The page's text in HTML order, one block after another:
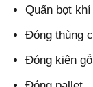
Quấn bọt khí
Đóng thùng
Đóng kiện gỗ